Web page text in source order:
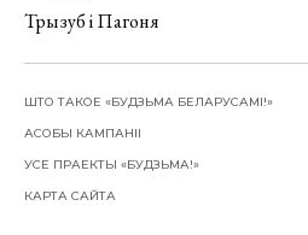
Трызуб і Пагоня
ШТО ТАКОЕ «БУДЗЬМА БЕЛАРУСАМІ!»
АСОБЫ КАМПАНІІ
УСЕ ПРАЕКТЫ «БУДЗЬМА!»
КАРТА САЙТА